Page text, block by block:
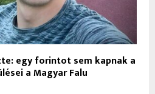
egy forintot sem kapnak a
a Magyar Falu